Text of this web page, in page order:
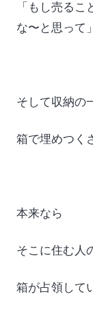
「もし売る
な〜と思って」
そして収納の
箱で埋めつく
本来なら
そこに住む人
箱が占領して